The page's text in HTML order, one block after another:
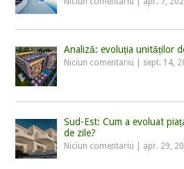
Analiză: evoluția unităților
Niciun comentariu sept. 14,
Sud-Est: Cum a evoluat
de zile?
Niciun comentariu apr. 29,